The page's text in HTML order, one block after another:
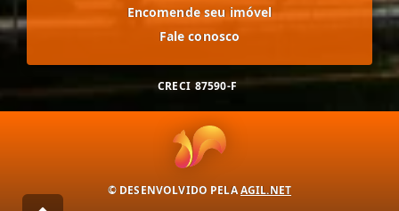
Encomende seu imóvel
Fale conosco
CRECI 87590-F
© DESENVOLVIDO PELAAGIL.NET